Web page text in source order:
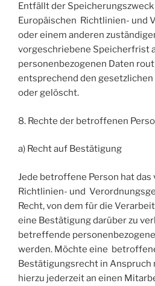
Entfällt der
Europäischen Richtlinien- und
oder einem anderen
vorgeschriebene Speicherfrist
personenbezogenen Daten
entsprechend den
oder gelöscht.
8. Rechte der betroffenen
a) Recht auf Bestätigung
Jede betroffene Person hat das
Richtlinien- und
Recht, von dem für die
eine Bestätigung darüber zu
betreffende
werden. Möchte eine
Bestätigungsrecht in Anspruch
hierzu jederzeit an einen